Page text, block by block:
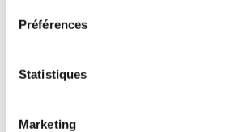
Préférences
Statistiques
Marketing
Thierry Sarnet